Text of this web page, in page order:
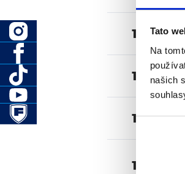
Tato
Na
našich
Výběr
10:00
10:10
10:20
10:30